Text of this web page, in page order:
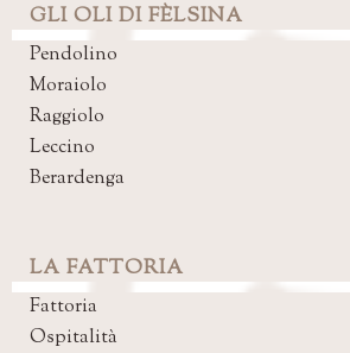
GLI OLI DI FÈLSINA
Pendolino
Moraiolo
Raggiolo
Leccino
Berardenga
LA FATTORIA
Fattoria
Ospitalità